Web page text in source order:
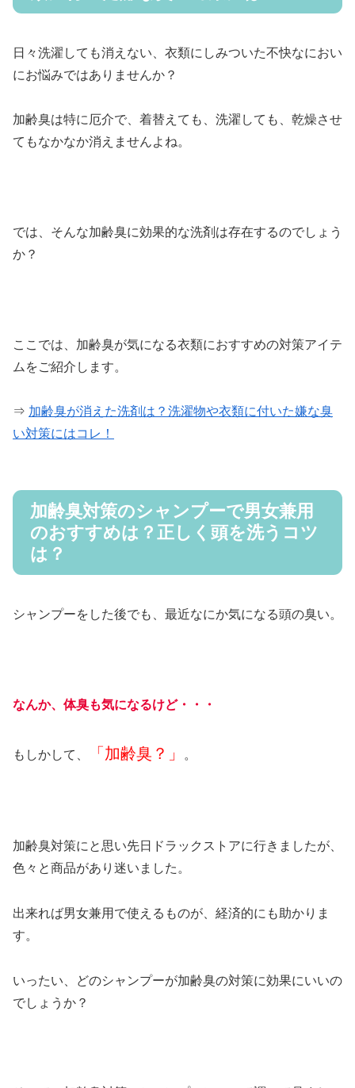
日々洗濯しても消えない、衣類にしみついた不快なにおい
にお悩みではありませんか？
加齢臭は特に厄介で、着替えても、洗濯しても、乾燥させ
てもなかなか消えませんよね。
では、そんな加齢臭に効果的な洗剤は存在するのでしょう
か？
ここでは、加齢臭が気になる衣類におすすめの対策アイテ
ムをご紹介します。
⇒ 加齢臭が消えた洗剤は？洗濯物や衣類に付いた嫌な臭
い対策にはコレ！
加齢臭対策のシャンプーで男女兼用
のおすすめは？正しく頭を洗うコツ
は？
シャンプーをした後でも、最近なにか気になる頭の臭い。
なんか、体臭も気になるけど・・・
もしかして、 「加齢臭？」 。
加齢臭対策にと思い先日ドラックストアに行きましたが、
色々と商品があり迷いました。
出来れば男女兼用で使えるものが、経済的にも助かりま
す。
いったい、どのシャンプーが加齢臭の対策に効果にいいの
でしょうか？